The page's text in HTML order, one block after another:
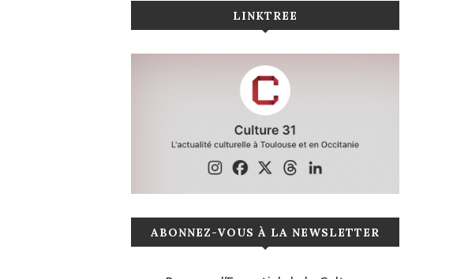
LINKTREE
ABONNEZ-VOUS À LA NEWSLETTER